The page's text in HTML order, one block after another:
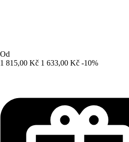
Od
1 815,00 Kč 1 633,00 Kč -10%